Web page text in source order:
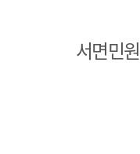
서면민